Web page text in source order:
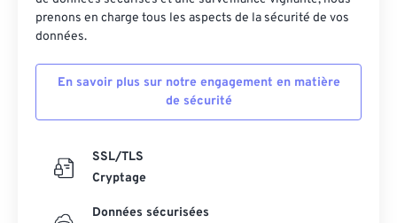
prenons en charge tous les aspects de la sécurité de vos
données.
En savoir plus sur notre engagement en matière
de sécurité
SSL/TLS
Cryptage
Données sécurisées